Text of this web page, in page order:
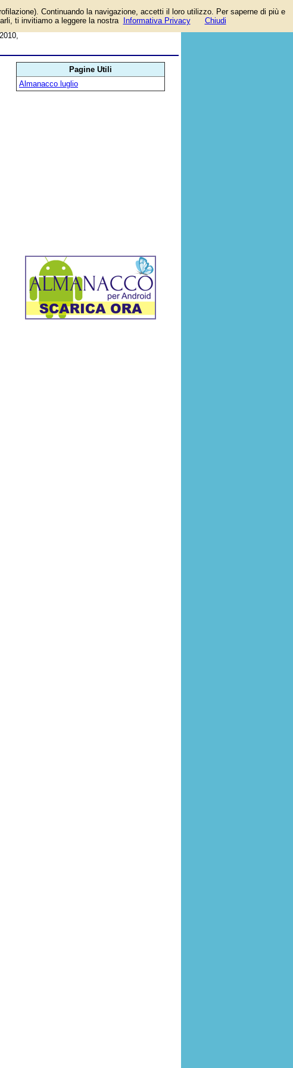
prima
Pagine Utili
Almanacco luglio
Continuando la navigazione, accetti il loro utilizzo. Per saperne di più e
ti invitiamo a leggere la nostra
Informativa Privacy Chiudi